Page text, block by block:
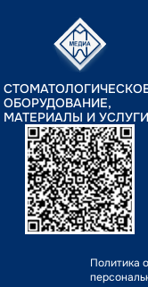
ОБОРУДОВАНИЕ,
МАТЕРИАЛЫ И УСЛУГИ
Политика